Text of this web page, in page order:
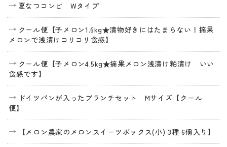
夏なつコンビ Wタイプ
クール便【子メロン1.6kg★漬物好きにはたまらない！摘果
メロンで浅漬けコリコリ食感】
クール便【子メロン4.5kg★摘果メロン浅漬け粕漬け いい
食感です】
ドイツパンが入ったブランチセット Mサイズ【クール
便】
【メロン農家のメロンスイーツボックス(小) 3種 6個入り】